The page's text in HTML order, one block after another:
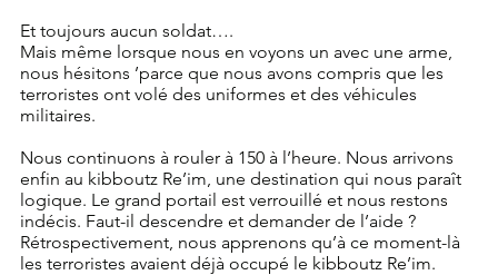
Et toujours aucun soldat….
Mais même lorsque nous en voyons un avec une arme,
nous hésitons ’parce que nous avons compris que les
terroristes ont volé des uniformes et des véhicules
militaires.
Nous continuons à rouler à 150 à l’heure. Nous arrivons
enfin au kibboutz Re’im, une destination qui nous paraît
logique. Le grand portail est verrouillé et nous restons
indécis. Faut-il descendre et demander de l’aide ?
Rétrospectivement, nous apprenons qu’à ce moment-là
les terroristes avaient déjà occupé le kibboutz Re’im.